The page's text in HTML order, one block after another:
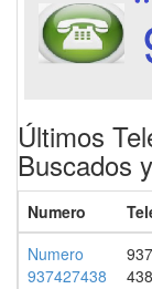
Últimos
Buscados
Numero
Numero
937427438
438